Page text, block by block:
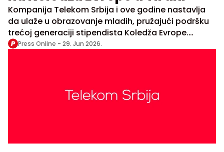
Kompanija Telekom Srbija i ove godine nastavlja
da ulaže u obrazovanje mladih, pružajući podršku
trećoj generaciji stipendista Koledža Evrope.
Program omogućava studentima iz Srbije da
međunarodnoj zajednici studenata i znanjima
značajnim za razumevanje evropskih integracija i
Press Online - 29. Jun 2026.